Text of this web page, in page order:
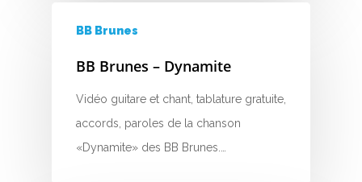
BB Brunes
BB Brunes – Dynamite
Vidéo guitare et chant, tablature gratuite,
accords, paroles de la chanson
«Dynamite» des BB Brunes.…
Z
Nouvelles tabs